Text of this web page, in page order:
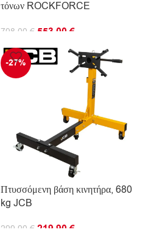
τόνων ROCKFORCE
798.00 € 553.00€
ΠΡΟΣΘΉΚΗ ΣΤΟ ΚΑΛΆΘΙ
-27%
Πτυσσόμενη βάση κινητήρα, 680
kg JCB
299.90 € 219.90€